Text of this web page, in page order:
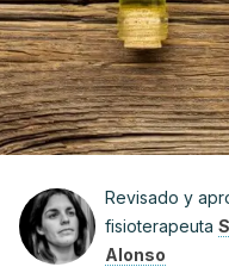
Revisado y
fisioterapeuta
Alonso